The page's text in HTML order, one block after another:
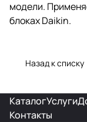
модели.
блоках Daikin.
Назад к списку
КаталогУслуги
Контакты